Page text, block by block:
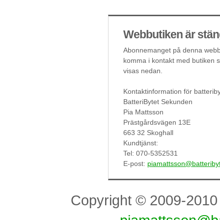
Webbutiken är
Abonnemanget på denna
komma i kontakt med butiken
visas nedan.
Kontaktinformation för
BatteriBytet Sekunden
Pia Mattsson
Prästgårdsvägen 13E
663 32 Skoghall
Kundtjänst:
Tel: 070-5352531
E-post:
Copyright © 2009-